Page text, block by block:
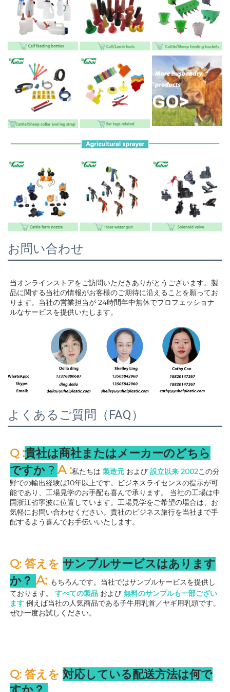
お問い合わせ
当オンラインストアをご訪問いただきありがとうございます。製
品に関する当社の情報がお客様のご期待に沿えることを願ってお
ります。当社の営業担当が 24時間年中無休でプロフェッショナ
ルなサービスを提供いたします。
よくあるご質問（FAQ）
Q :貴社は商社またはメーカーのどちら
ですか ? A :私たちは 製造元 および 設立以来 2002この分
野での輸出経験は10年以上です。ビジネスライセンスの提示が可
能であり、工場見学のお手配も喜んで承ります。 当社の工場は中
国浙江省寧波に位置しています。工場見学をご希望の場合は、お
気軽にお問い合わせください。貴社のビジネス旅行を当社まで手
配するよう喜んでお手伝いいたします。
Q: 答えを サンプルサービスはあります
か？ A: もちろんです。当社ではサンプルサービスを提供し
ております。 すべての製品 および 無料のサンプルも一部ござい
ます 例えば当社の人気商品である子牛用乳首／ヤギ用乳頭です。
ぜひ一度お試しください。
Q: 答えを 対応している配送方法は何で